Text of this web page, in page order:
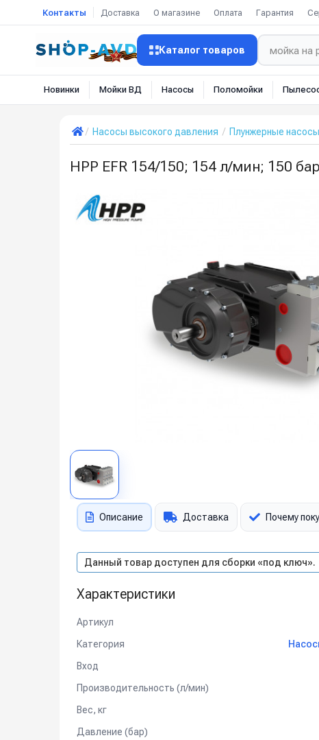
Контакты Доставка О магазине Оплата Гарантия
Каталог товаров
Новинки Мойки ВД Насосы Поломойки
Насосы высокого давления Плунжерные насосы
HPP EFR 154/150; 154 л/мин; 150
Описание Доставка Почему
Данный товар доступен для сборки «под ключ».
Характеристики
Артикул
Категория
Вход
Производительность (л/мин)
Вес, кг
Давление (бар)